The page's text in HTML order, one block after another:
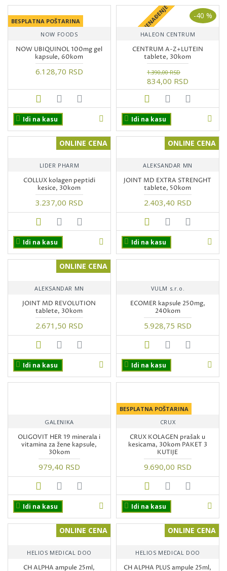
BESPLATNA POŠTARINA
NOW FOODS
NOW UBIQUINOL 100mg gel
kapsule, 60kom
6.128,70 RSD
Idi na kasu
+ POKLON IZNENAĐENJE -40 %
HALEON CENTRUM
CENTRUM A-Z+LUTEIN
tablete, 30kom
834,00 RSD
1.390,00 RSD
Idi na kasu
ONLINE CENA
LIDER PHARM
COLLUX kolagen peptidi
kesice, 30kom
3.237,00 RSD
Idi na kasu
ONLINE CENA
ALEKSANDAR MN
JOINT MD EXTRA STRENGHT
tablete, 50kom
2.403,40 RSD
Idi na kasu
ONLINE CENA
ALEKSANDAR MN
JOINT MD REVOLUTION
tablete, 30kom
2.671,50 RSD
Idi na kasu
VULM s.r.o.
ECOMER kapsule 250mg,
240kom
5.928,75 RSD
Idi na kasu
GALENIKA
OLIGOVIT HER 19 minerala i
vitamina za žene kapsule,
30kom
979,40 RSD
Idi na kasu
BESPLATNA POŠTARINA
CRUX
CRUX KOLAGEN prašak u
kesicama, 30kom PAKET 3
KUTIJE
9.690,00 RSD
Idi na kasu
ONLINE CENA
HELIOS MEDICAL DOO
CH ALPHA ampule 25ml,
ONLINE CENA
HELIOS MEDICAL DOO
CH ALPHA PLUS ampule 25ml,